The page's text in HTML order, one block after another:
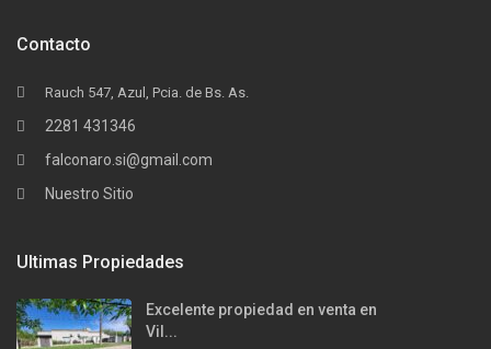
Contacto
Rauch 547, Azul, Pcia. de Bs. As.
2281 431346
falconaro.si@gmail.com
Nuestro Sitio
Ultimas Propiedades
Excelente propiedad en venta en
Vil...